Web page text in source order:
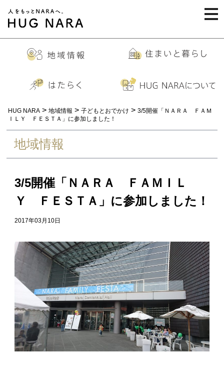
HUG NARA > 地域情報 > 子どもとおでかけ > 3/5開催「ＮＡＲＡ ＦＡＭ
ＩＬＹ ＦＥＳＴＡ」に参加しました！
地域情報
3/5開催「ＮＡＲＡ ＦＡＭＩＬ
Ｙ ＦＥＳＴＡ」に参加しました！
2017年03月10日